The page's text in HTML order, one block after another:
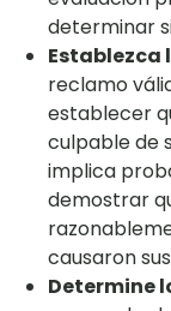
determinar
Establezca
reclamo
establecer
culpable de
implica
demostrar
causaron
Determine